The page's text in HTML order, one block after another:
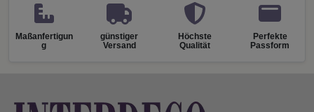
Maßanfertigun
g
günstiger
Versand
Höchste
Qualität
Perfekte
Passform